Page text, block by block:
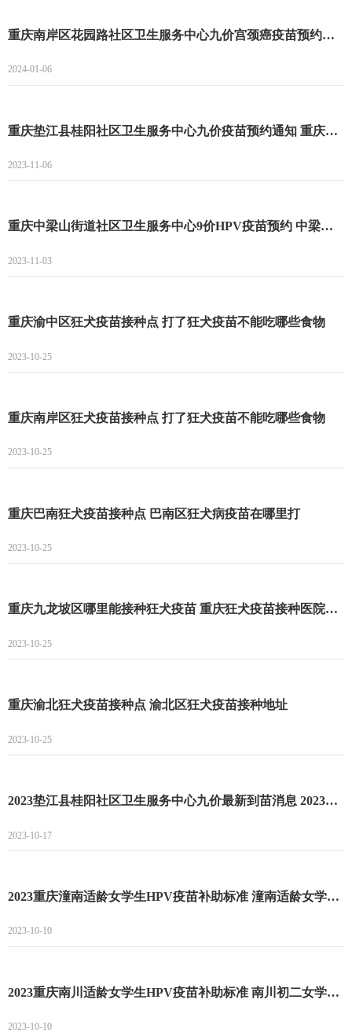
重庆南岸区花园路社区卫生服务中心九价宫颈癌疫苗预约登记开始 南岸区花园路社区九价宫颈癌疫苗预约
2024-01-06
重庆垫江县桂阳社区卫生服务中心九价疫苗预约通知 重庆垫江县桂阳社区卫生服务中心九价疫苗预约指南
2023-11-06
重庆中梁山街道社区卫生服务中心9价HPV疫苗预约 中梁山街道社区卫生服务中心9价预约时间
2023-11-03
重庆渝中区狂犬疫苗接种点 打了狂犬疫苗不能吃哪些食物
2023-10-25
重庆南岸区狂犬疫苗接种点 打了狂犬疫苗不能吃哪些食物
2023-10-25
重庆巴南狂犬疫苗接种点 巴南区狂犬病疫苗在哪里打
2023-10-25
重庆九龙坡区哪里能接种狂犬疫苗 重庆狂犬疫苗接种医院名单一览
2023-10-25
重庆渝北狂犬疫苗接种点 渝北区狂犬疫苗接种地址
2023-10-25
2023垫江县桂阳社区卫生服务中心九价最新到苗消息 2023垫江县桂阳社区卫生服务中心九价预约流程
2023-10-17
2023重庆潼南适龄女学生HPV疫苗补助标准 潼南适龄女学生HPV疫苗接种补助项目
2023-10-10
2023重庆南川适龄女学生HPV疫苗补助标准 南川初二女学生接种HPV疫苗政府补助
2023-10-10